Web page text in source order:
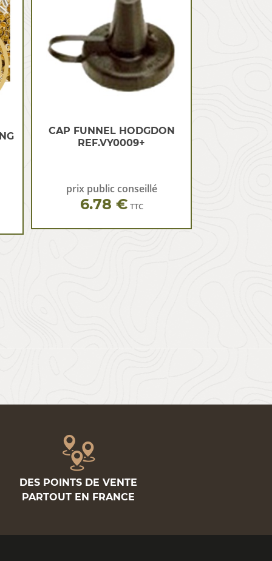
CAP FUNNEL HODGDON
REF.VY0009+
prix public conseillé
6.78 € TTC
DES POINTS DE VENTE
PARTOUT EN FRANCE